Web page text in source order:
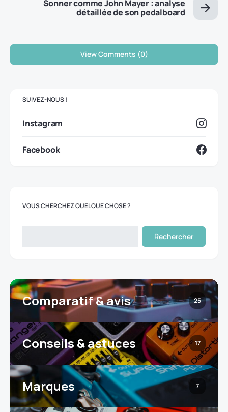
Sonner comme John Mayer : analyse
détaillée de son pedalboard
View Comments (0)
SUIVEZ-NOUS !
Instagram
Facebook
VOUS CHERCHEZ QUELQUE CHOSE ?
Rechercher
Comparatif & avis 25
Conseils & astuces 17
Marques 7